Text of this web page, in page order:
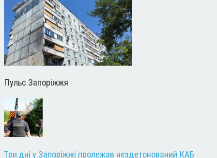
Пульс Запоріжжя
Три дні у Запоріжжі пролежав нездетонований КАБ